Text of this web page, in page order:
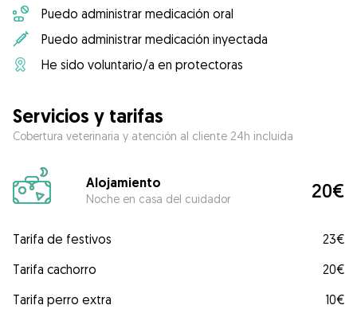
Puedo administrar medicación oral
Puedo administrar medicación inyectada
He sido voluntario/a en protectoras
Servicios y tarifas
Cobertura veterinaria y atención al cliente 24h incluida
Alojamiento
Noche en casa del cuidador 20€
Tarifa de festivos
23€
Tarifa cachorro
20€
Tarifa perro extra
10€